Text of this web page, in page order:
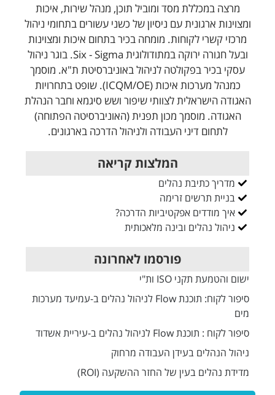
מרצה במכללת מסד ומוביל תוכן, מנהל שירות, איכות
ומצוינות ארגונית עם ניסיון של כשני עשורים בתחומי ניהול
מרכזי קשרי לקוחות. מומחה בכיר בתחום איכות ומצוינות
ובעל חגורה ירוקה במתודולוגית Six - Sigma. בוגר ניהול
עסקי בכיר בפקולטה לניהול באוניברסיטת ת"א. מוסמך
כמנהל מערכות איכות (ICQM/OE). שופט בתחרויות
האגודה הישראלית לצוותי שיפור ושש סיגמא וחבר הנהלת
האגודה. מוסמך מכון תפנית (האוניברסיטה הפתוחה)
לתחום דיני העבודה ולניהול הדרכה בארגונים.
המלצות קריאה
מדריך כתיבת נהלים
בניית תרשים זרימה
איך מודדים אפקטיביות הדרכה?
ניהול נהלים ובינה מלאכותית
פורסמו לאחרונה
ישום והטמעת תקני ISO ות"י
סיפור לקוח: תוכנת Flow לניהול נהלים ב-עמיעד מערכות
מים
סיפור לקוח : תוכנת Flow לניהול נהלים ב-עיריית אשדוד
ניהול הנהלים בעידן העבודה מרחוק
מדידת נהלים בעין של החזר ההשקעה (ROI)